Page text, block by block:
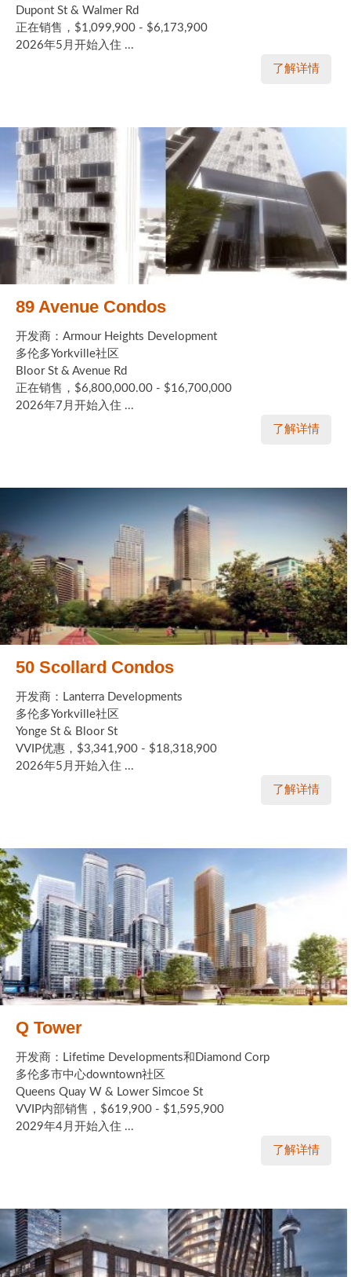
Dupont St & Walmer Rd
正在销售，$1,099,900 - $6,173,900
2026年5月开始入住 ...
了解详情
89 Avenue Condos
开发商：Armour Heights Development
多伦多Yorkville社区
Bloor St & Avenue Rd
正在销售，$6,800,000.00 - $16,700,000
2026年7月开始入住 ...
了解详情
50 Scollard Condos
开发商：Lanterra Developments
多伦多Yorkville社区
Yonge St & Bloor St
VVIP优惠，$3,341,900 - $18,318,900
2026年5月开始入住 ...
了解详情
Q Tower
开发商：Lifetime Developments和Diamond Corp
多伦多市中心downtown社区
Queens Quay W & Lower Simcoe St
VVIP内部销售，$619,900 - $1,595,900
2029年4月开始入住 ...
了解详情